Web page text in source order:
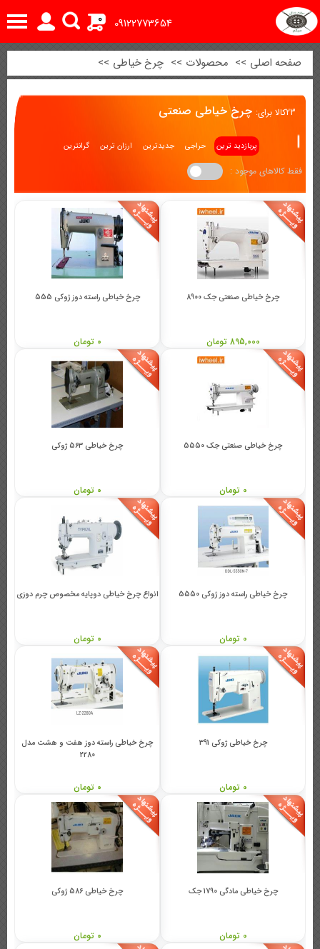
09122773654
0
صفحه اصلی >> محصولات >> چرخ خیاطی >>
23کالا برای: چرخ خیاطی صنعتی
پربازدید ترین حراجی جدیدترین ارزان ترین گرانترین
فقط کالاهای موجود :
چرخ خیاطی صنعتی جک 8900
895,000 تومان
چرخ خیاطی راسته دوز ژوکی 555
0 تومان
چرخ خیاطی صنعتی جک 5550
0 تومان
چرخ خیاطی 563 ژوکی
0 تومان
چرخ خیاطی راسته دوز ژوکی 5550
0 تومان
انواع چرخ خیاطی دوپایه مخصوص چرم دوزی
0 تومان
چرخ خیاطی ژوکی 391
0 تومان
چرخ خیاطی راسته دوز هفت و هشت مدل
2280
0 تومان
چرخ خیاطی مادگی 1790 جک
0 تومان
چرخ خیاطی 586 ژوکی
0 تومان